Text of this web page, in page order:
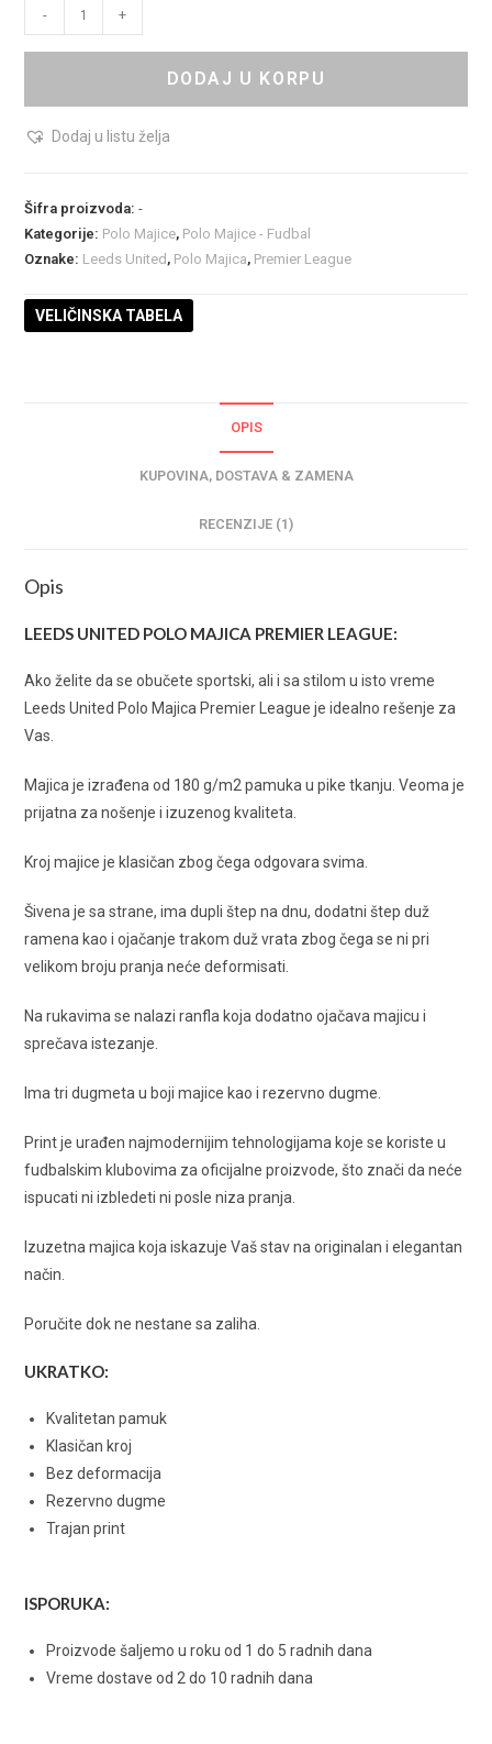
- +
DODAJ U KORPU
Dodaj u listu želja
Šifra proizvoda:-
Kategorije: Polo Majice, Polo Majice - Fudbal
Oznake: Leeds United , Polo Majica, Premier League
VELIČINSKA TABELA
OPIS
KUPOVINA, DOSTAVA & ZAMENA
RECENZIJE (1)
Opis
LEEDS UNITED POLO MAJICA PREMIER LEAGUE:
Ako želite da se obučete sportski, ali i sa stilom u isto vreme
Leeds United Polo Majica Premier League je idealno rešenje za
Vas.
Majica je izrađena od 180 g/m2 pamuka u pike tkanju. Veoma je
prijatna za nošenje i izuzenog kvaliteta.
Kroj majice je klasičan zbog čega odgovara svima.
Šivena je sa strane, ima dupli štep na dnu, dodatni štep duž
ramena kao i ojačanje trakom duž vrata zbog čega se ni pri
velikom broju pranja neće deformisati.
Na rukavima se nalazi ranfla koja dodatno ojačava majicu i
sprečava istezanje.
Ima tri dugmeta u boji majice kao i rezervno dugme.
Print je urađen najmodernijim tehnologijama koje se koriste u
fudbalskim klubovima za oficijalne proizvode, što znači da neće
ispucati ni izbledeti ni posle niza pranja.
Izuzetna majica koja iskazuje Vaš stav na originalan i elegantan
način.
Poručite dok ne nestane sa zaliha.
UKRATKO:
Kvalitetan pamuk
Klasičan kroj
Bez deformacija
Rezervno dugme
Trajan print
ISPORUKA:
Proizvode šaljemo u roku od 1 do 5 radnih dana
Vreme dostave od 2 do 10 radnih dana